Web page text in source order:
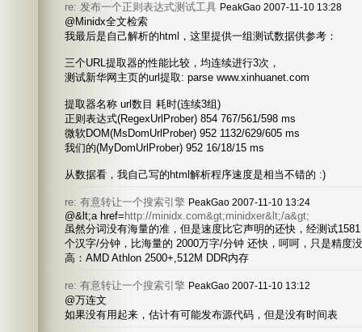
re: 发布一个正则表达式测试工具 PeakGao 2007-11-10 13:28
@Minidx全文检索
我最后是自己解析的html，这里提供一组测试数据供参考：
三个URL提取器的性能比较，均连续进行3次，
测试新华网主页的url提取: parse www.xinhuanet.com
提取器名称 url数目 耗时(连续3组)
正则表达式(RegexUrlProber) 854 767/561/598 ms
微软DOM(MsDomUrlProber) 952 1132/629/605 ms
我们的(MyDomUrlProber) 952 16/18/15 ms
从数据看，我自己写的html解析程序速度是相当不错的 :)
re: 有意转让一个搜索引擎 PeakGao 2007-11-10 13:24
@&lt;a href= http://minidx.com&gt;minidxer&lt;/a&gt;
虽然分词没有海量的准，但是速度比它声明的还快，经测试
个汉字/分钟，比海量的 2000万字/分钟 还快，呵呵，只是精度
高：AMD Athlon 2500+,512M DDR内存
re: 有意转让一个搜索引擎 PeakGao 2007-11-10 13:12
@万连文
如果没有用起来，估计有可能发布源代码，但是没有时间表